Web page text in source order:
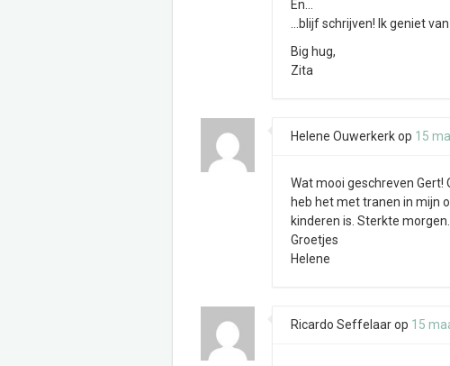
En…
…blijf schrijven! Ik geniet
Big hug,
Zita
Helene Ouwerkerkop 15
Wat mooi geschreven Gert!
heb het met tranen in mijn
kinderen is. Sterkte morgen.
Groetjes
Helene
Ricardo Seffelaarop 15